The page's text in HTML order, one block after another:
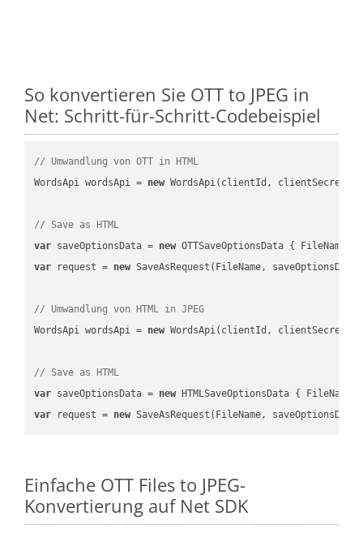
So konvertieren Sie OTT to JPEG in
Net: Schritt-für-Schritt-Codebeispiel
// Umwandlung von OTT in HTML
WordsApi wordsApi = new WordsApi(clientId, clientSecret);
// Save as HTML
var saveOptionsData = new OTTSaveOptionsData { FileName =
var request = new SaveAsRequest(FileName,
// Umwandlung von HTML in JPEG
WordsApi wordsApi = new WordsApi(clientId, clientSecret);
// Save as HTML
var saveOptionsData = new HTMLSaveOptionsData { FileName
var request = new
Einfache OTT Files to JPEG-
Konvertierung auf Net SDK